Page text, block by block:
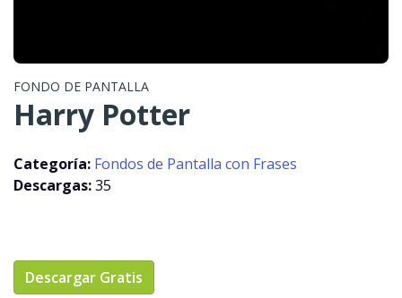
FONDO DE PANTALLA
Harry Potter
Categoría: Fondos de Pantalla con Frases
Descargas:35
Descargar Gratis